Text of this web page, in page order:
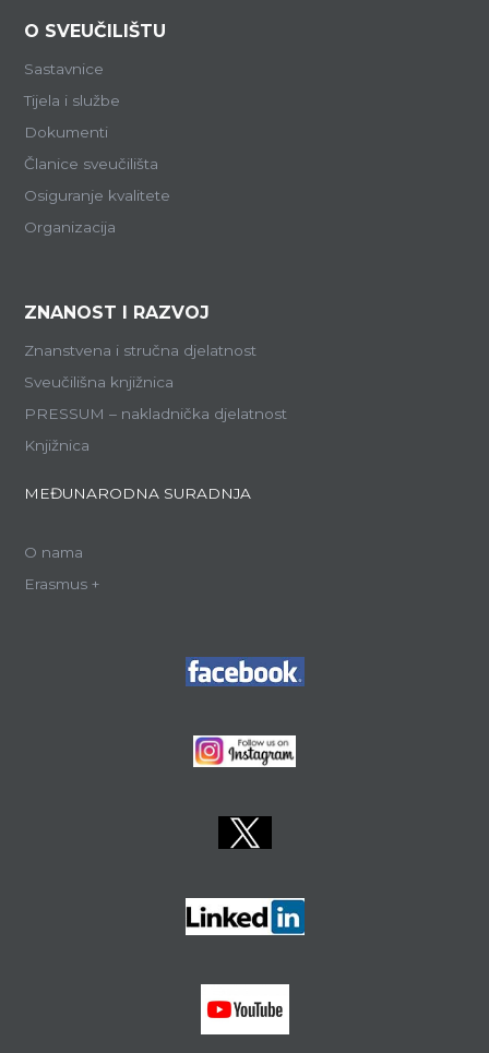
O SVEUČILIŠTU
Sastavnice
Tijela i službe
Dokumenti
Članice sveučilišta
Osiguranje kvalitete
Organizacija
ZNANOST I RAZVOJ
Znanstvena i stručna djelatnost
Sveučilišna knjižnica
PRESSUM – nakladnička djelatnost
Knjižnica
MEĐUNARODNA SURADNJA
O nama
Erasmus +